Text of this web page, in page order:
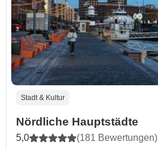
Stadt & Kultur
Nördliche Hauptstädte
5,0 (181 Bewertungen)